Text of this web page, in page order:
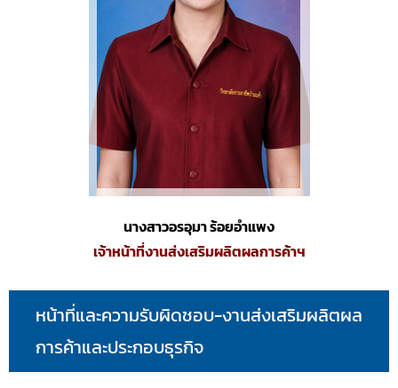
นางสาวอรอุมา ร้อยอำแพง
เจ้าหน้าที่งานส่งเสริมผลิตผลการค้าฯ
หน้าที่และความรับผิดชอบ-งานส่งเสริมผลิตผล
การค้าและประกอบธุรกิจ